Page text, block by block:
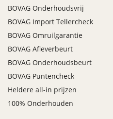
BOVAG Onderhoudsvrij
BOVAG Import Tellercheck
BOVAG Omruilgarantie
BOVAG Afleverbeurt
BOVAG Onderhoudsbeurt
BOVAG Puntencheck
Heldere all-in prijzen
100% Onderhouden